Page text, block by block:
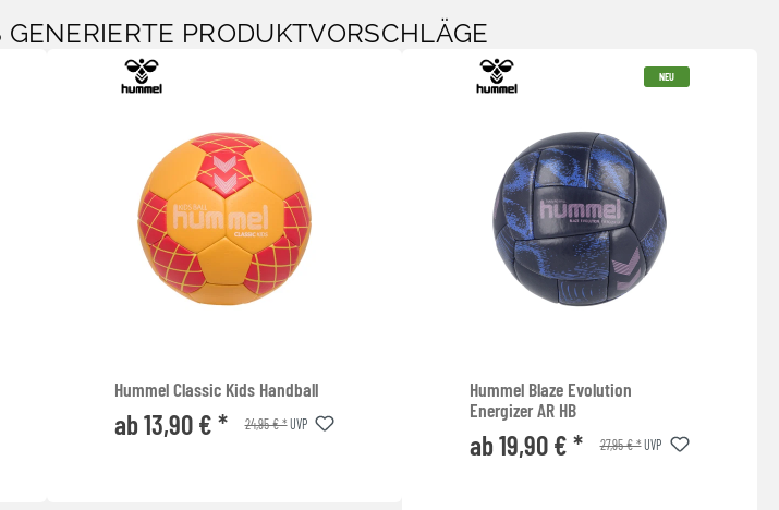
PRODUKTVORSCHLÄGE
Hummel Classic Kids Handball
ab 13,90 € * 24,95 € *UVP
NEU
Hummel Blaze Evolution
Energizer AR HB
ab 19,90 € * 27,95 € *UVP